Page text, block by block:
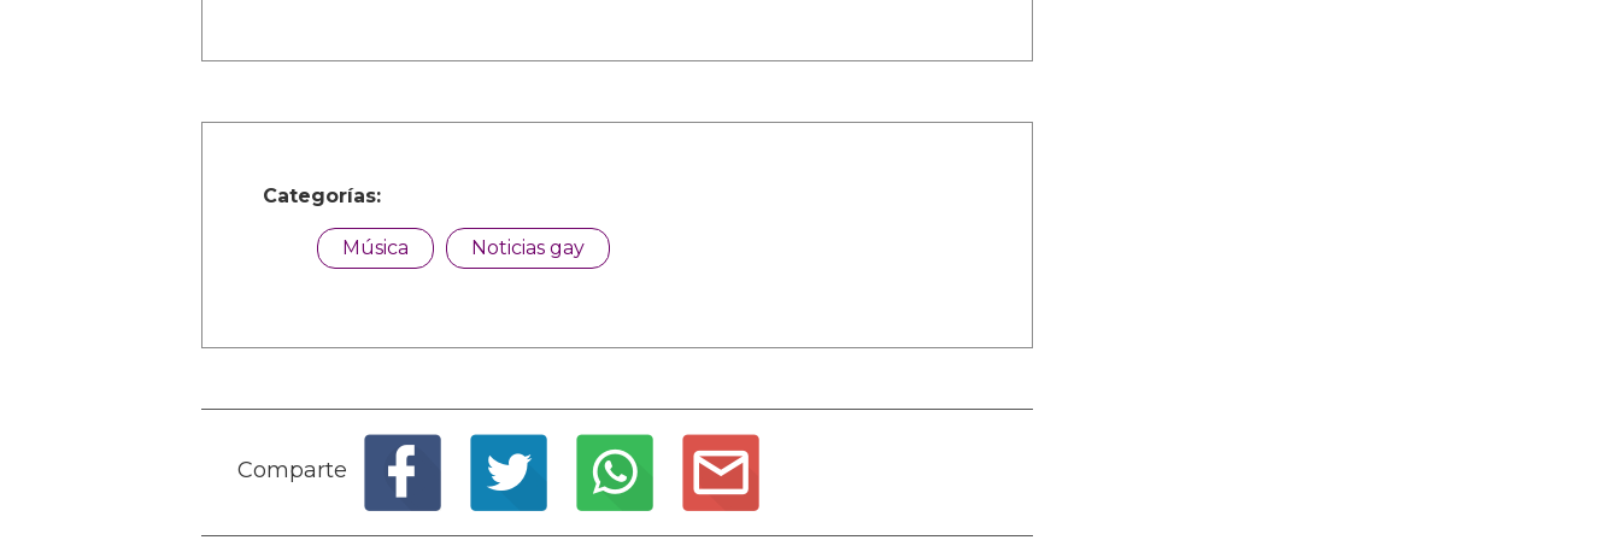
Categorías:
Música Noticias gay
Comparte